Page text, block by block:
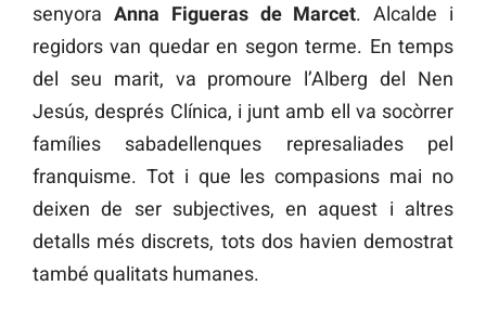
senyora Anna Figueras de Marcet. Alcalde i
regidors van quedar en segon terme. En temps
del seu marit, va promoure l’Alberg del Nen
Jesús, després Clínica, i junt amb ell va socòrrer
famílies sabadellenques represaliades pel
franquisme. Tot i que les compasions mai no
deixen de ser subjectives, en aquest i altres
detalls més discrets, tots dos havien demostrat
també qualitats humanes.